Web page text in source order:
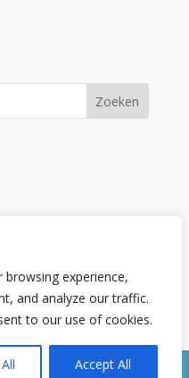
experience,
and analyze our traffic.
to our use of cookies.
Accept All